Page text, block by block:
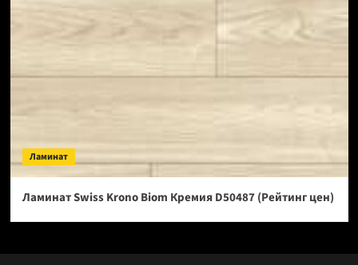
Ламинат
Ламинат Swiss Krono Biom Кремия D50487 (Рейтинг цен)